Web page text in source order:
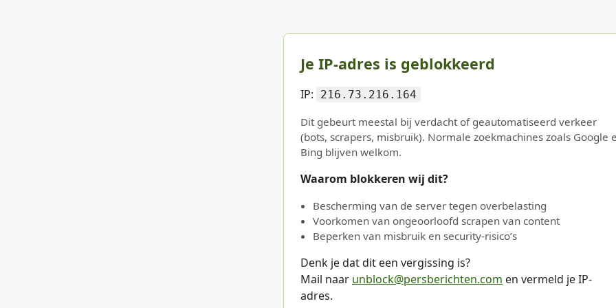
Je IP-adres is geblokkeerd
IP: 216.73.216.164
Dit gebeurt meestal bij verdacht of geautomatiseerd verkeer
(bots, scrapers, misbruik). Normale zoekmachines zoals Google
Bing blijven welkom.
Waarom blokkeren wij dit?
Bescherming van de server tegen overbelasting
Voorkomen van ongeoorloofd scrapen van content
Beperken van misbruik en security-risico’s
Denk je dat dit een vergissing is?
Mail naar unblock@persberichten.com en vermeld je IP-
adres.